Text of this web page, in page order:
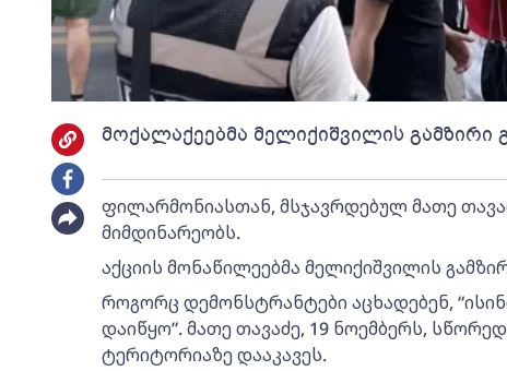
მოქალაქეებმა მელიქიშვილის გამზირი
ფილარმონიასთან, მსჯავრდებულ მათე
მიმდინარეობს.
აქციის მონაწილეებმა მელიქიშვილის
როგორც დემონსტრანტები აცხადებენ,
დაიწყო”. მათე თავაძე, 19 ნოემბერს,
ტერიტორიაზე დააკავეს.